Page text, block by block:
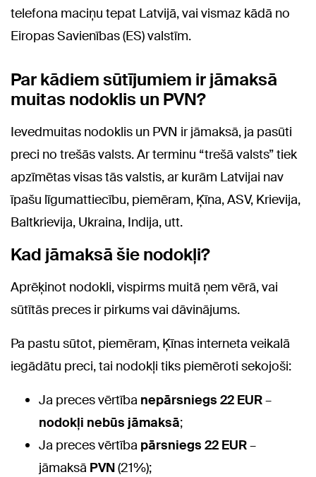
telefona maciņu tepat Latvijā, vai vismaz kādā no
Eiropas Savienības (ES) valstīm.
Par kādiem sūtījumiem ir jāmaksā
muitas nodoklis un PVN?
Ievedmuitas nodoklis un PVN ir jāmaksā, ja pasūti
preci no trešās valsts. Ar terminu “trešā valsts” tiek
apzīmētas visas tās valstis, ar kurām Latvijai nav
īpašu līgumattiecību, piemēram, Ķīna, ASV, Krievija,
Baltkrievija, Ukraina, Indija, utt.
Kad jāmaksā šie nodokļi?
Aprēķinot nodokli, vispirms muitā ņem vērā, vai
sūtītās preces ir pirkums vai dāvinājums.
Pa pastu sūtot, piemēram, Ķīnas interneta veikalā
iegādātu preci, tai nodokļi tiks piemēroti sekojoši:
Ja preces vērtība nepārsniegs 22 EUR–
nodokļi nebūs jāmaksā;
Ja preces vērtība pārsniegs 22 EUR–
jāmaksā PVN(21%);